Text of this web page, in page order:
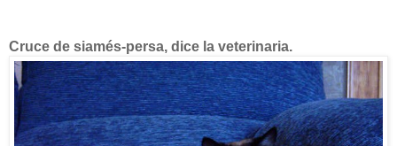
Cruce de siamés-persa, dice la veterinaria.